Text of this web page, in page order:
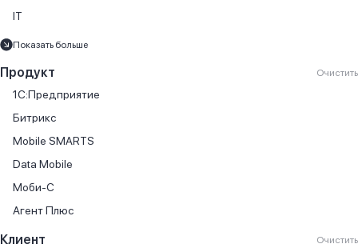
IT
Финансовые услуги
Показать больше
Продукт Очистить
1С:Предприятие
Битрикс
Mobile SMARTS
Data Mobile
Моби-С
Агент Плюс
Клиент Очистить